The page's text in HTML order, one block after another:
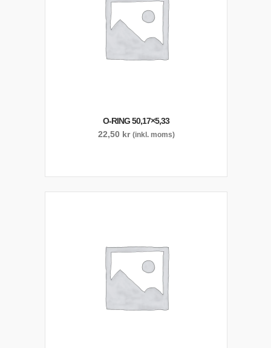
O-RING 50,17×5,33
22,50 kr (inkl. moms)